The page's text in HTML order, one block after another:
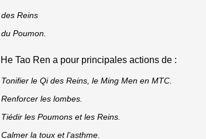
des Reins
du Poumon.
He Tao Ren a pour principales actions de :
Tonifier le Qi des Reins, le Ming Men en MTC.
Renforcer les lombes.
Tiédir les Poumons et les Reins.
Calmer la toux et l’asthme.